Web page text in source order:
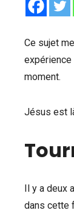
Ce sujet
expérience
moment.
Jésus est
Il y a deux
dans cette